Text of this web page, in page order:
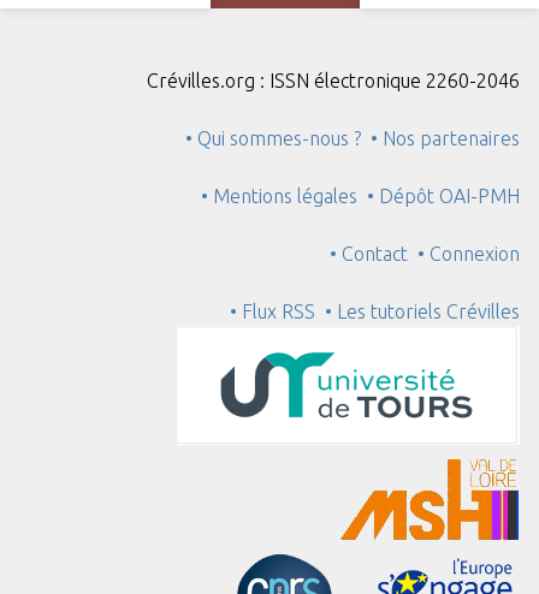
Crévilles.org : ISSN électronique 2260-2046
• Qui sommes-nous ? • Nos partenaires
• Mentions légales • Dépôt OAI-PMH
• Contact • Connexion
• Flux RSS • Les tutoriels Crévilles